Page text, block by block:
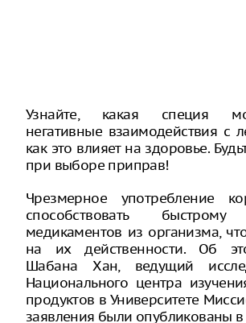
Узнайте, какая специя
негативные взаимодействия с
как это влияет на здоровье.
при выборе приправ!
Чрезмерное употребление
способствовать
медикаментов из организма,
на их действенности. Об
Шабана Хан, ведущий
Национального центра
продуктов в Университете
заявления были опубликованы